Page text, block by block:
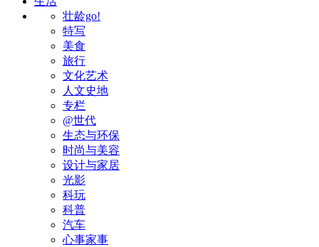
壮龄go!
特写
美食
旅行
文化艺术
人文史地
专栏
@世代
生态与环保
时尚与美容
设计与家居
光影
科玩
科普
汽车
心事家事